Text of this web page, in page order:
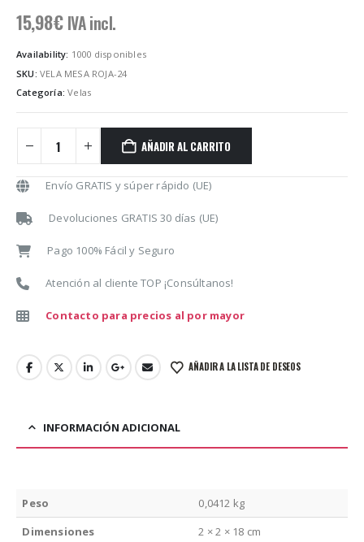
15,98€ IVA incl.
Availability: 1000 disponibles
SKU: VELA MESA ROJA-24
Categoría:Velas
AÑADIR AL CARRITO
Envío GRATIS y súper rápido (UE)
Devoluciones GRATIS 30 días (UE)
Pago 100% Fácil y Seguro
Atención al cliente TOP ¡Consúltanos!
Contacto para precios al por mayor
AÑADIR A LA LISTA DE DESEOS
INFORMACIÓN ADICIONAL
Peso
0,0412 kg
Dimensiones
2 × 2 × 18 cm